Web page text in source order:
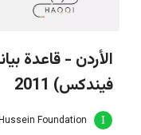
الأردن - قاعدة
فيندكس) 2011
Foundation